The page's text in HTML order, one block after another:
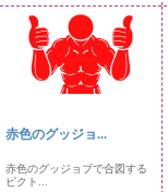
赤色のグッジョ...
赤色のグッジョブで合図する
ピクト...